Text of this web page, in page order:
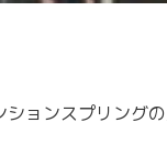
ョンスプリン